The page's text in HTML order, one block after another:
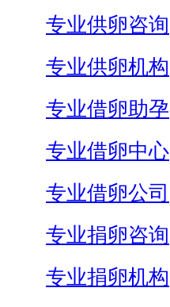
专业供卵咨询
专业供卵机构
专业借卵助孕
专业借卵中心
专业借卵公司
专业捐卵咨询
专业捐卵机构